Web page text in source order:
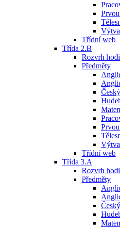
Třídní web
Třída 2.B
Rozvrh
Předměty
Třídní web
Třída 3.A
Rozvrh
Předměty